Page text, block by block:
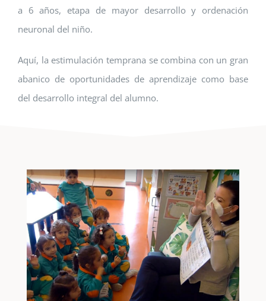
a 6 años, etapa de mayor desarrollo y ordenación
neuronal del niño.
Aquí, la estimulación temprana se combina con un gran
abanico de oportunidades de aprendizaje como base
del desarrollo integral del alumno.